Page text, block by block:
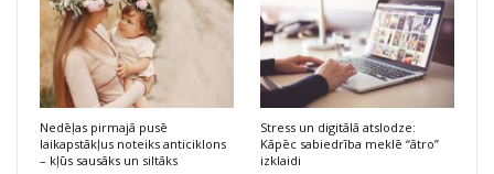
Nedēļas pirmajā pusē
laikapstākļus noteiks anticiklons
– kļūs sausāks un siltāks
Stress un digitālā atslodze:
Kāpēc sabiedrība meklē “ātro”
izklaidi